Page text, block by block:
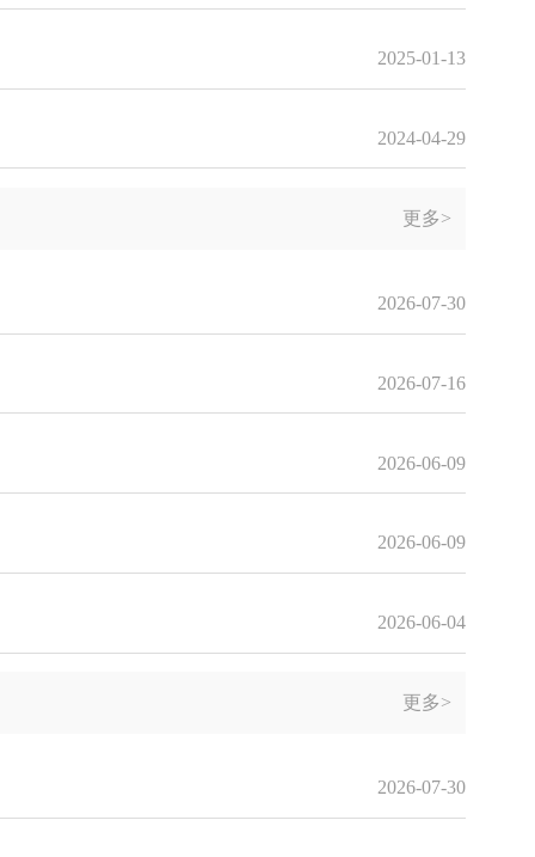
2025-01-13
2024-04-29
更多>
2026-07-30
2026-07-16
2026-06-09
2026-06-09
2026-06-04
更多>
2026-07-30